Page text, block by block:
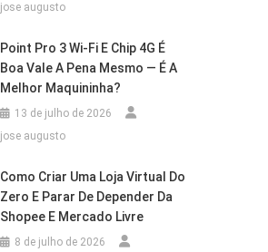
jose augusto
Point Pro 3 Wi‑Fi E Chip 4G É
Boa Vale A Pena Mesmo — É A
Melhor Maquininha?
13 de julho de 2026
jose augusto
Como Criar Uma Loja Virtual Do
Zero E Parar De Depender Da
Shopee E Mercado Livre
8 de julho de 2026